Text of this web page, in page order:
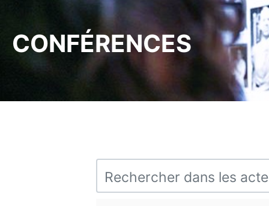
CONFÉRENCES